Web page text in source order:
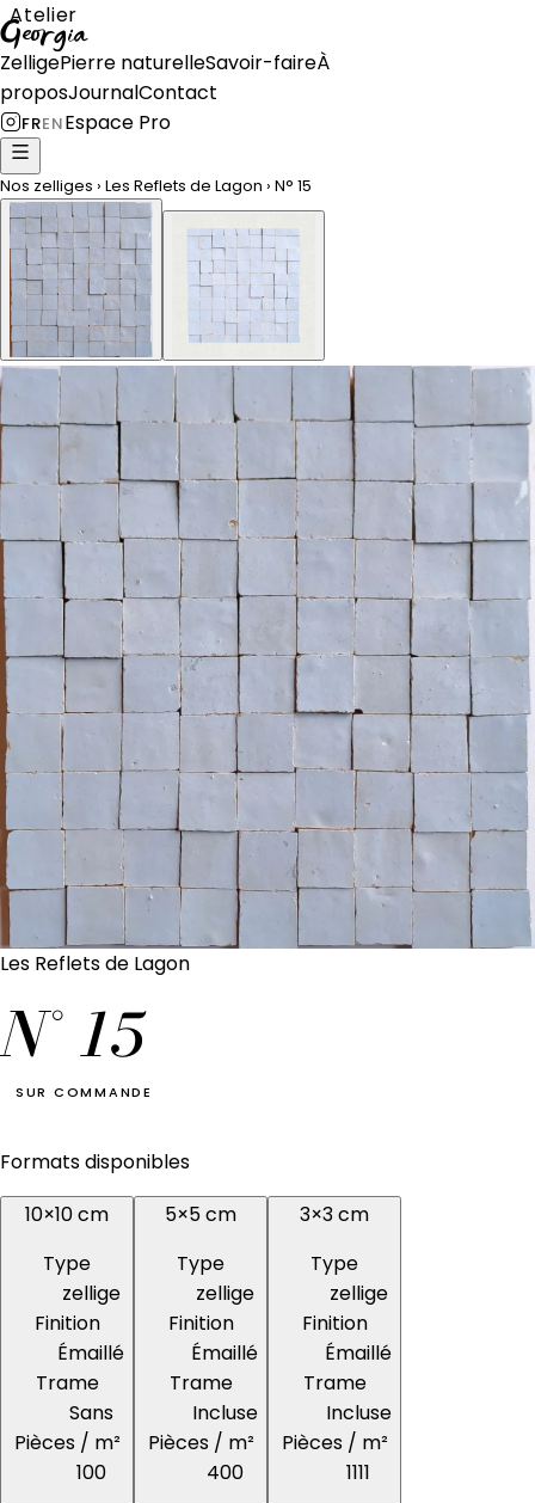
Atelier
Georgia
ZelligePierre naturelleSavoir-faireÀ
proposJournalContact
FRENEspace Pro
Nos zelliges › Les Reflets de Lagon › N° 15
Les Reflets de Lagon
N° 15
SUR COMMANDE
Formats disponibles
10×10 cm
Type
zellige
Finition
Émaillé
Trame
Sans
Pièces / m²
100
5×5 cm
Type
zellige
Finition
Émaillé
Trame
Incluse
Pièces / m²
400
3×3 cm
Type
zellige
Finition
Émaillé
Trame
Incluse
Pièces / m²
1111